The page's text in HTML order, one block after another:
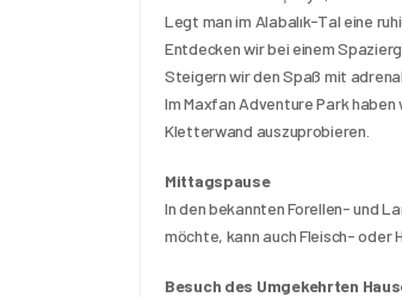
Legt man im Alabalık-Tal eine
Entdecken wir bei einem
Steigern wir den Spaß mit
Im Maxfan Adventure Park
Kletterwand auszuprobieren.
Mittagspause
In den bekannten Forellen- und
möchte, kann auch Fleisch- oder
Besuch des Umgekehrten